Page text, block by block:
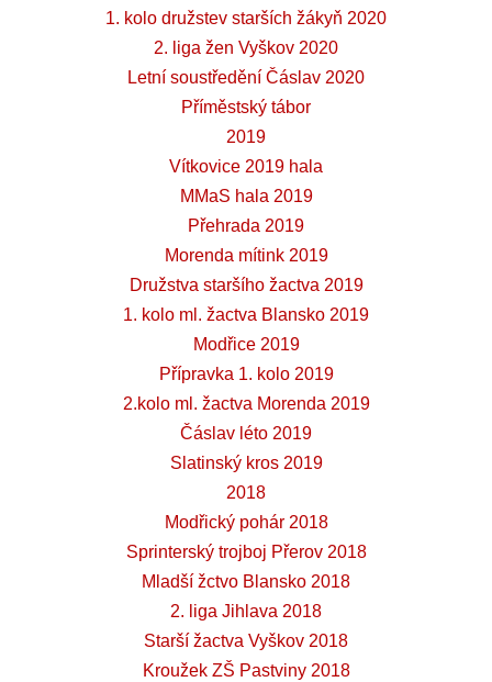
1. kolo družstev starších žákyň 2020
2. liga žen Vyškov 2020
Letní soustředění Čáslav 2020
Příměstský tábor
2019
Vítkovice 2019 hala
MMaS hala 2019
Přehrada 2019
Morenda mítink 2019
Družstva staršího žactva 2019
1. kolo ml. žactva Blansko 2019
Modřice 2019
Přípravka 1. kolo 2019
2.kolo ml. žactva Morenda 2019
Čáslav léto 2019
Slatinský kros 2019
2018
Modřický pohár 2018
Sprinterský trojboj Přerov 2018
Mladší žctvo Blansko 2018
2. liga Jihlava 2018
Starší žactva Vyškov 2018
Kroužek ZŠ Pastviny 2018